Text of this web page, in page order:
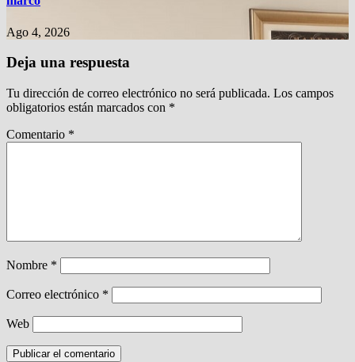
Ago 4, 2026
Deja una respuesta
Tu dirección de correo electrónico no será publicada. Los campos
obligatorios están marcados con *
Comentario *
Nombre *
Correo electrónico *
Web